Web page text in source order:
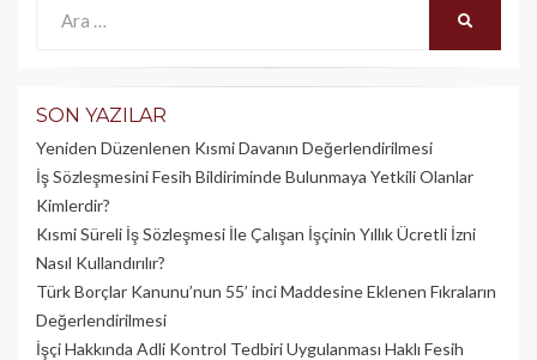
SON YAZILAR
Yeniden Düzenlenen Kısmi Davanın Değerlendirilmesi
İş Sözleşmesini Fesih Bildiriminde Bulunmaya Yetkili Olanlar
Kimlerdir?
Kısmi Süreli İş Sözleşmesi İle Çalışan İşçinin Yıllık Üc­retli İzni
Nasıl Kullandırılır?
Türk Borçlar Kanunu’nun 55’ inci Maddesine Eklenen Fıkraların
Değerlendirilmesi
İşçi Hakkında Adli Kontrol Tedbiri Uygulanması Haklı Fesih